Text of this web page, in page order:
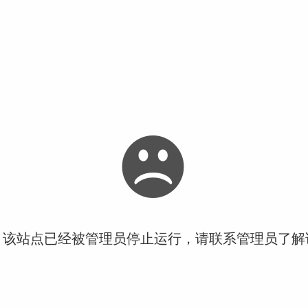
站点已经被管理员停止运行，请联系管理员了